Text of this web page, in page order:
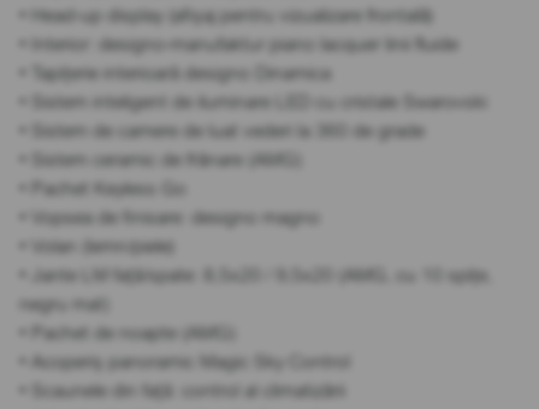
• Head-up display (afișaj pentru vizualizare frontală)
• Interior: designo-manufaktur piano lacquer linii fluide
• Tapițerie interioară designo Dinamica
• Sistem inteligent de iluminare LED cu cristale Swarovski
• Sistem de camere de luat vederi la 360 de grade
• Sistem ceramic de frânare (AMG)
• Pachet Keyless Go
• Vopsea de finisare: designo magno
• Volan (lemn/piele)
• Jante LM față/spate: 8,5x20 / 9,5x20 (AMG, cu 10 spițe,
negru mat)
• Pachet de noapte (AMG)
• Acoperiș panoramic Magic Sky Control
• Scaunele din față: control al climatizării